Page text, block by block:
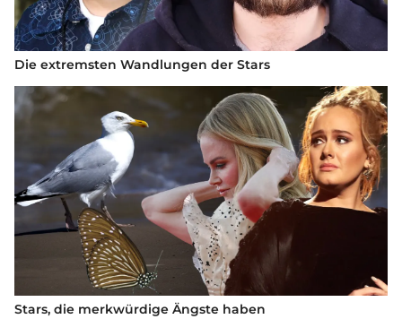
Die extremsten Wandlungen der Stars
Stars, die merkwürdige Ängste haben